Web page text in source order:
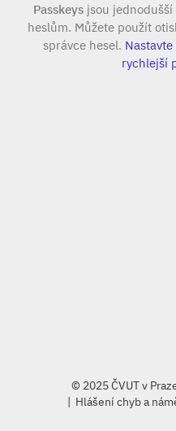
Passkeys jsou
heslům. Můžete použít
správce hesel. Nastavte
rychlejší
© 2025 ČVUT v
Hlášení chyb a